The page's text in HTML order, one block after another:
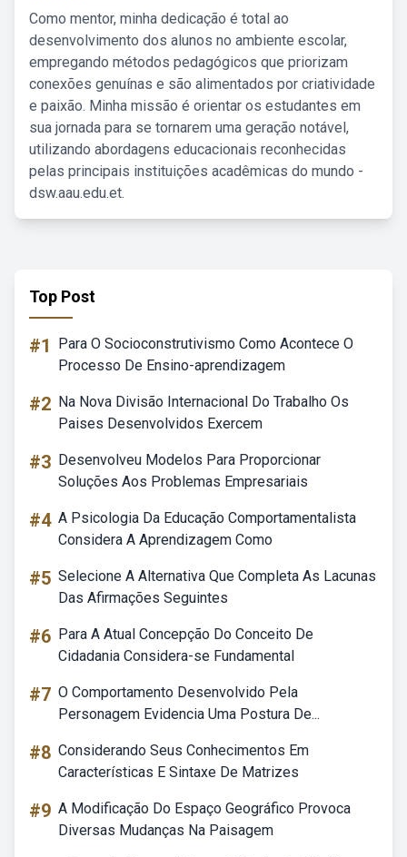
Como mentor, minha dedicação é total ao
desenvolvimento dos alunos no ambiente escolar,
empregando métodos pedagógicos que priorizam
conexões genuínas e são alimentados por criatividade
e paixão. Minha missão é orientar os estudantes em
sua jornada para se tornarem uma geração notável,
utilizando abordagens educacionais reconhecidas
pelas principais instituições acadêmicas do mundo -
dsw.aau.edu.et.
Top Post
#1
Para O Socioconstrutivismo Como Acontece O
Processo De Ensino-aprendizagem
#2 Na Nova Divisão Internacional Do Trabalho Os
Paises Desenvolvidos Exercem
#3 Desenvolveu Modelos Para Proporcionar
Soluções Aos Problemas Empresariais
#4 A Psicologia Da Educação Comportamentalista
Considera A Aprendizagem Como
#5 Selecione A Alternativa Que Completa As Lacunas
Das Afirmações Seguintes
#6 Para A Atual Concepção Do Conceito De
Cidadania Considera-se Fundamental
#7 O Comportamento Desenvolvido Pela
Personagem Evidencia Uma Postura De...
#8 Considerando Seus Conhecimentos Em
Características E Sintaxe De Matrizes
#9 A Modificação Do Espaço Geográfico Provoca
Diversas Mudanças Na Paisagem